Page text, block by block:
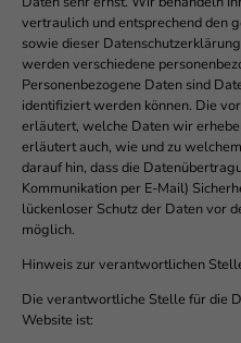
vertraulich und entsprechend den
sowie dieser
werden verschiedene
Personenbezogene Daten sind
identifiziert werden können. Die
erläutert, welche Daten wir
erläutert auch, wie und zu
darauf hin, dass die
Kommunikation per E-Mail)
lückenloser Schutz der Daten vor
möglich.
Hinweis zur verantwortlichen
Die verantwortliche Stelle für die
Website ist: